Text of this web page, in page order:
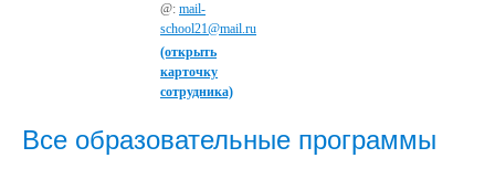
@: mail-
school21@mail.ru
(открыть
карточку
сотрудника)
Все образовательные программы